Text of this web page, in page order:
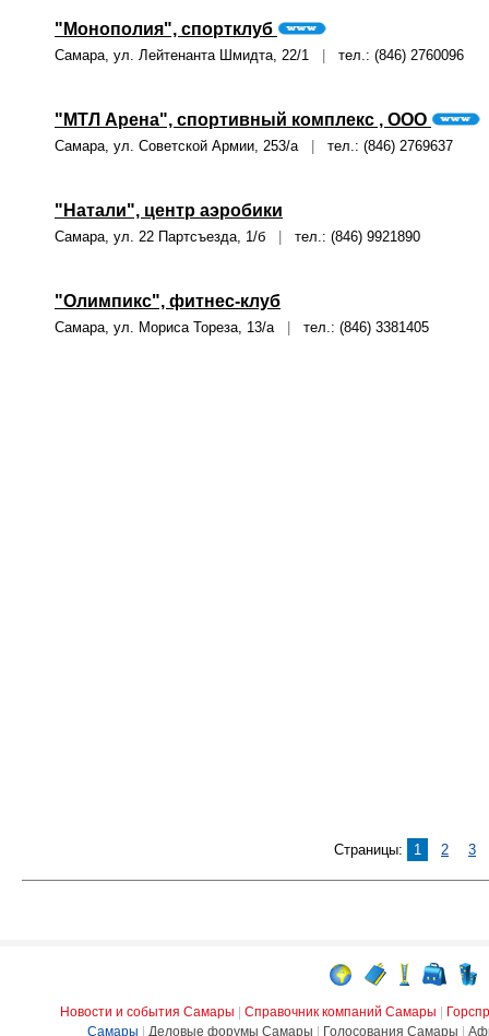
"Монополия", спортклуб
Самара, ул. Лейтенанта Шмидта, 22/1 тел.: (846) 2760096
"МТЛ Арена", спортивный комплекс , ООО
Самара, ул. Советской Армии, 253/а тел.: (846) 2769637
"Натали", центр аэробики
Самара, ул. 22 Партсъезда, 1/б тел.: (846) 9921890
"Олимпикс", фитнес-клуб
Самара, ул. Мориса Тореза, 13/а тел.: (846) 3381405
Страницы: 1 2 3
Новости и события Самары Справочник компаний Самары
Самары
Деловые форумы Самары Голосования Самары